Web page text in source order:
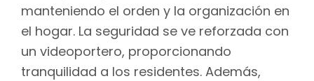
manteniendo el orden y la organización en
el hogar. La seguridad se ve reforzada con
un videoportero, proporcionando
tranquilidad a los residentes. Además,